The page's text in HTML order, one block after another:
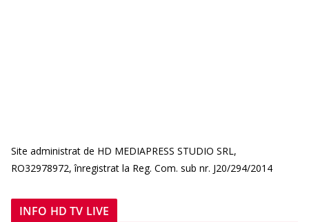
Site administrat de HD MEDIAPRESS STUDIO SRL,
RO32978972, înregistrat la Reg. Com. sub nr. J20/294/2014
INFO HD TV LIVE